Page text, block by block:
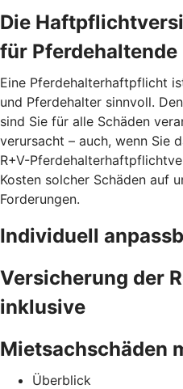
Die
für Pferdehaltende
Eine Pferdehalterhaftpflicht
und Pferdehalter sinnvoll.
sind Sie für alle Schäden
verursacht – auch, wenn Sie
R+V-
Kosten solcher Schäden auf
Forderungen.
Individuell
Versicherung der
inklusive
Mietsachschäden
Überblick